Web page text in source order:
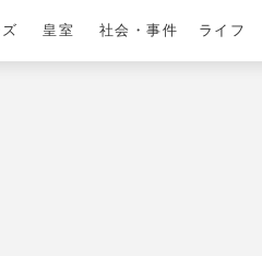
皇室 社会・事件 ライフ